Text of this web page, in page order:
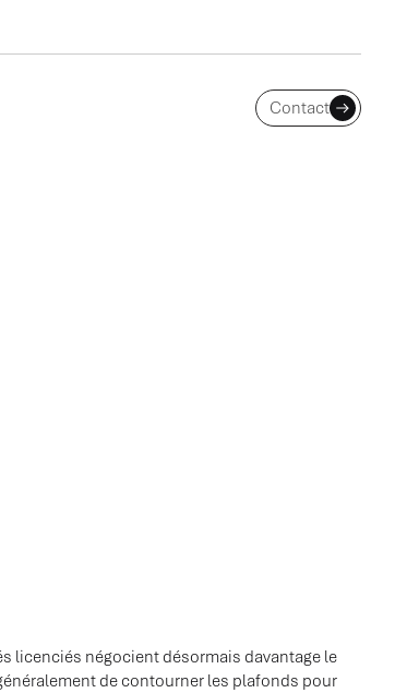
LES
Contact
licenciés négocient désormais davantage le
de contourner les plafonds pour